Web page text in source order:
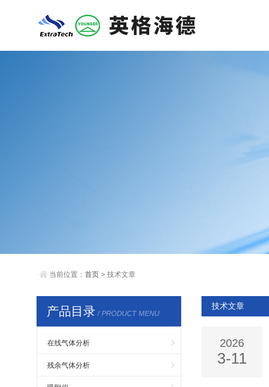
当前位置： 首页 > 技术文章
产品目录 / PRODUCT MENU
在线气体分析
残余气体分析
技术文章
2026
3-11